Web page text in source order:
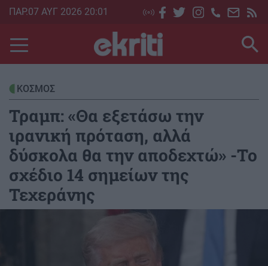
Skip
main
content
ΠΑΡ.07 ΑΥΓ 2026 20:01
ΚΟΣΜΟΣ
Τραμπ: «Θα εξετάσω την
ιρανική πρόταση, αλλά
δύσκολα θα την αποδεχτώ» -Το
σχέδιο 14 σημείων της
Τεχεράνης